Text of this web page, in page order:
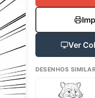
Ver
DESENHOS